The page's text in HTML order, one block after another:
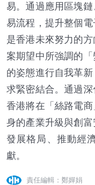
易。通過應用區塊
易流程，提升整個電
是香港未來努力的
案期望中所強調的
的姿態進行自我革
求緊密結合。通過深
香港將在「絲路電
身的產業升級與創
發展格局、推動經
獻。
責任編輯：鄭嬋娟